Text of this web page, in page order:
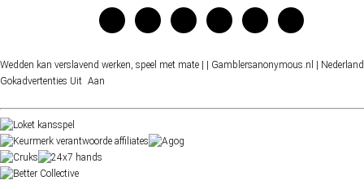
Wedden kan verslavend werken, speel met mate | | Gamblersanonymous.nl |
Gokadvertenties Uit Aan